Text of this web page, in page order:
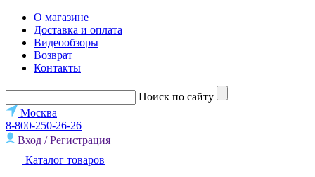
О магазине
Доставка и оплата
Видеообзоры
Возврат
Контакты
Поиск по сайту
Москва
8-800-250-26-26
Вход / Регистрация
Каталог товаров